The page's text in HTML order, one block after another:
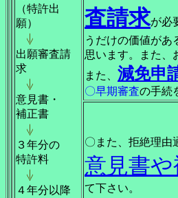
（特許出
願）
出願審査請
求
意見書・
補正書
３年分の
特許料
４年分以降
査請求が必
うだけの価値があ
思います。また、
また、 減免申
〇早期審査の手続
〇また、拒絶理由
意見書
て下さい。